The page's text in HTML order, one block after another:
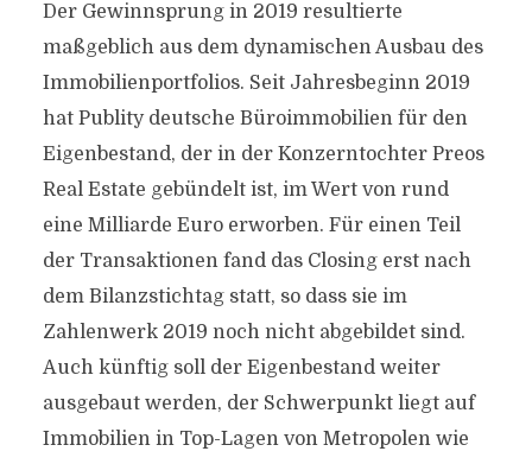
Der Gewinnsprung in 2019 resultierte
maßgeblich aus dem dynamischen Ausbau des
Immobilienportfolios. Seit Jahresbeginn 2019
hat Publity deutsche Büroimmobilien für den
Eigenbestand, der in der Konzerntochter Preos
Real Estate gebündelt ist, im Wert von rund
eine Milliarde Euro erworben. Für einen Teil
der Transaktionen fand das Closing erst nach
dem Bilanzstichtag statt, so dass sie im
Zahlenwerk 2019 noch nicht abgebildet sind.
Auch künftig soll der Eigenbestand weiter
ausgebaut werden, der Schwerpunkt liegt auf
Immobilien in Top-Lagen von Metropolen wie